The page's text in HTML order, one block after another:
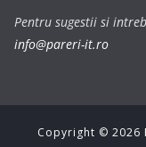
Pentru sugestii si
info@pareri-it.ro
Copyright © 2026